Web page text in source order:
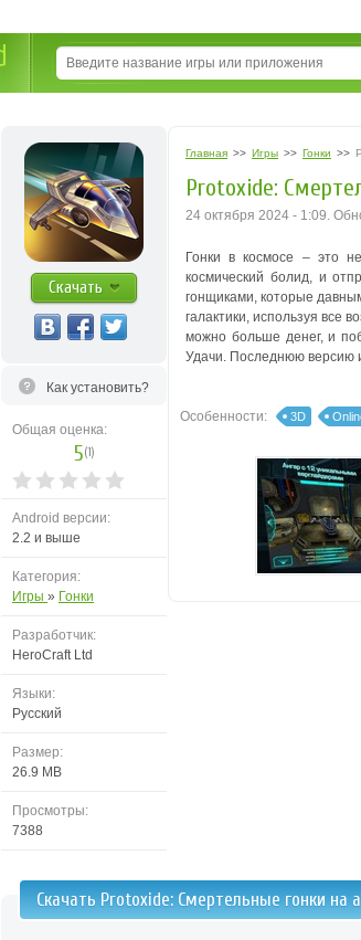
Скачать
Как установить?
Общая оценка:
5(1)
Android версии:
2.2 и выше
Категория:
Игры » Гонки
Разработчик:
HeroCraft Ltd
Языки:
Русский
Размер:
26.9 MB
Просмотры:
7388
Главная >> Игры >> Гонки >>
Protoxide:
24 октября 2024 - 1:09.
Гонки в космосе – это
космический болид, и
гонщиками, которые
галактики, используя все
можно больше денег, и
Удачи. Последнюю версию
Особенности: 3D
Скачать Protoxide: Смертельные гонки на